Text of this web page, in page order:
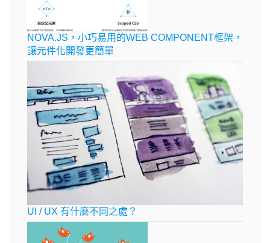
NOVA.JS，小巧易用的WEB COMPONENT框架，
讓元件化開發更簡單
UI / UX 有什麼不同之處？